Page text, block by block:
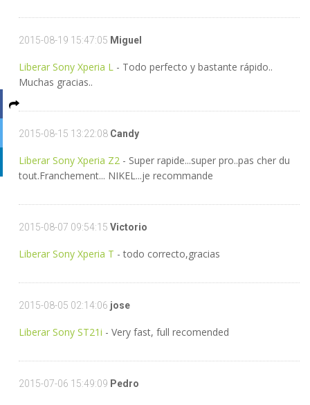
2015-08-19 15:47:05 Miguel
Liberar Sony Xperia L - Todo perfecto y bastante rápido..
Muchas gracias..
2015-08-15 13:22:08 Candy
Liberar Sony Xperia Z2 - Super rapide...super pro..pas cher du
tout.Franchement... NIKEL...je recommande
2015-08-07 09:54:15 Victorio
Liberar Sony Xperia T - todo correcto,gracias
2015-08-05 02:14:06 jose
Liberar Sony ST21i - Very fast, full recomended
2015-07-06 15:49:09 Pedro